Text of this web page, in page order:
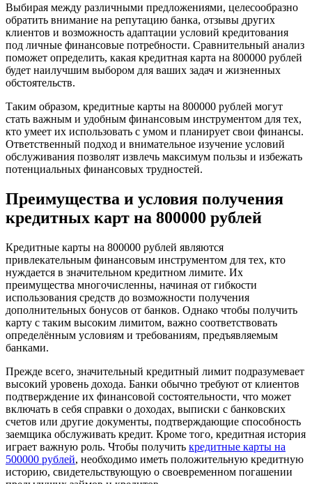
Выбирая между различными предложениями, целесообразно
обратить внимание на репутацию банка, отзывы других
клиентов и возможность адаптации условий кредитования
под личные финансовые потребности. Сравнительный анализ
поможет определить, какая кредитная карта на 800000 рублей
будет наилучшим выбором для ваших задач и жизненных
обстоятельств.
Таким образом, кредитные карты на 800000 рублей могут
стать важным и удобным финансовым инструментом для тех,
кто умеет их использовать с умом и планирует свои финансы.
Ответственный подход и внимательное изучение условий
обслуживания позволят извлечь максимум пользы и избежать
потенциальных финансовых трудностей.
Преимущества и условия получения
кредитных карт на 800000 рублей
Кредитные карты на 800000 рублей являются
привлекательным финансовым инструментом для тех, кто
нуждается в значительном кредитном лимите. Их
преимущества многочисленны, начиная от гибкости
использования средств до возможности получения
дополнительных бонусов от банков. Однако чтобы получить
карту с таким высоким лимитом, важно соответствовать
определённым условиям и требованиям, предъявляемым
банками.
Прежде всего, значительный кредитный лимит подразумевает
высокий уровень дохода. Банки обычно требуют от клиентов
подтверждение их финансовой состоятельности, что может
включать в себя справки о доходах, выписки с банковских
счетов или другие документы, подтверждающие способность
заемщика обслуживать кредит. Кроме того, кредитная история
играет важную роль. Чтобы получить кредитные карты на
500000 рублей, необходимо иметь положительную кредитную
историю, свидетельствующую о своевременном погашении